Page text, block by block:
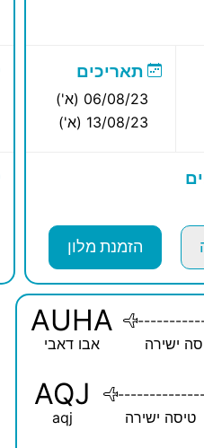
תאריכים
06/08/23 (א')
13/08/23 (א')
הזמנת מלון
ישירה
AUHA
אבו דאבי
טיסה ישירה
AQJ
aqj